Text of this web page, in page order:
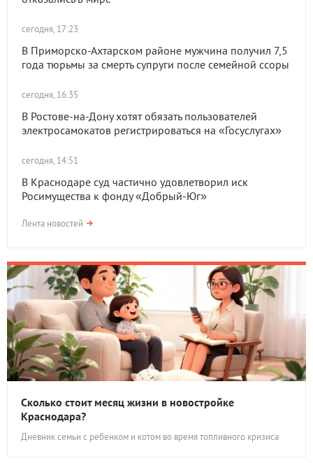
сегодня, 17:23
В Приморско-Ахтарском районе мужчина получил 7,5
года тюрьмы за смерть супруги после семейной ссоры
сегодня, 16:35
В Ростове-на-Дону хотят обязать пользователей
электросамокатов регистрироваться на «Госуслугах»
сегодня, 14:51
В Краснодаре суд частично удовлетворил иск
Росимущества к фонду «Добрый-Юг»
Лента новостей
Сколько стоит месяц жизни в новостройке
Краснодара?
Дневник семьи с ребенком и котом во время топливного кризиса